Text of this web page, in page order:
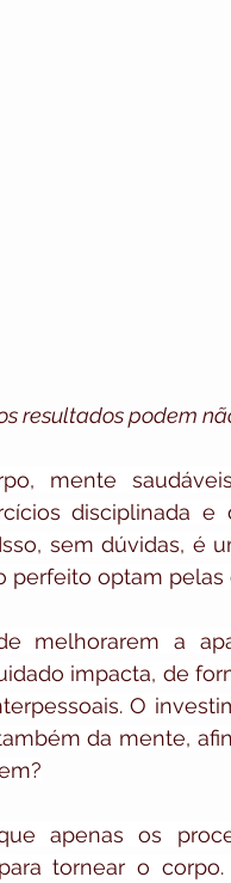
resultados podem
mente
disciplinada
sem dúvidas, é
optam pelas
melhorarem a
impacta, de
O
da mente,
apenas os
tornear o